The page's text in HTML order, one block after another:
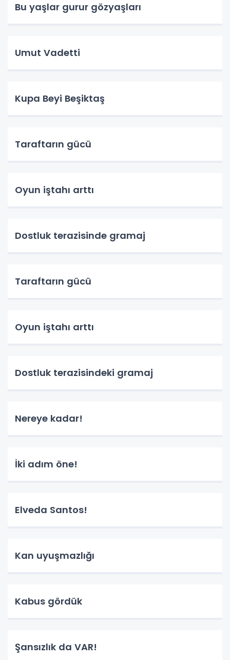
Bu yaşlar gurur gözyaşları
Umut Vadetti
Kupa Beyi Beşiktaş
Taraftarın gücü
Oyun iştahı arttı
Dostluk terazisinde gramaj
Taraftarın gücü
Oyun iştahı arttı
Dostluk terazisindeki gramaj
Nereye kadar!
İki adım öne!
Elveda Santos!
Kan uyuşmazlığı
Kabus gördük
Şansızlık da VAR!